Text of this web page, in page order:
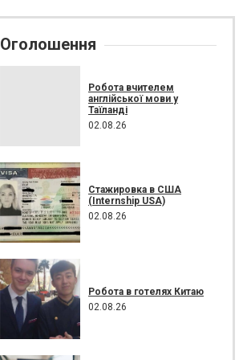
Оголошення
Робота вчителем
англійської мови у
Таїланді
02.08.26
Стажировка в США
(Internship USA)
02.08.26
Робота в готелях Китаю
02.08.26